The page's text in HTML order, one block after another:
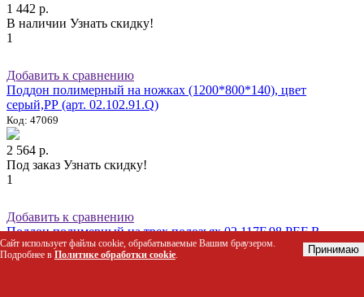
1 442 р.
В наличии Узнать скидку!
1
Добавить к сравнению
Поддон полимерный на ножках (1200*800*140), цвет
серый,РР (арт. 02.102.91.Q)
Код: 47069
2 564 р.
Под заказ Узнать скидку!
1
Добавить к сравнению
Поддон полимерный на трех полозьях 02.117F.98.PEF R
(1200х800х150)
Код: 68142
Сайт использует файлы cookie, обрабатываемые Вашим браузером.
Подробнее в Политике обработки cookie. Принимаю